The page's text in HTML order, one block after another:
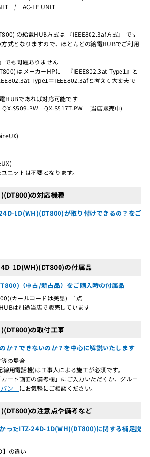
/ AC-LE UNIT
の給電HUB方式は 『IEEE802.3af方式』 です
式となりますので、ほとんどの給電HUBでご利用
でも問題ありません
はメーカーHPに 『IEEE802.3at Type1』と
Type1＝IEEE802.3afと考えて大丈夫で
HUBであれば対応可能です
S509-PW QX-S517T-PW (当店販売中)
ニットは不要となります。
の対応機種
1D(WH)(DT800)が取り付けできるの？をご
1D(WH)(DT800)の付属品
（中古/新古品）をご購入時の付属品
カールコードは美品) 1点
は別途当店で販売しています
の取付工事
か？できないのか？を中心に解説いたします
の場合
電話機)は工事人による施工が必須です。
ート画面の備考欄」にご入力いただくか、グルー
ン」 にお気軽にご相談ください。
の注意点や備考など
かったITZ-24D-1D(WH)(DT800)に関する補足説
の違い